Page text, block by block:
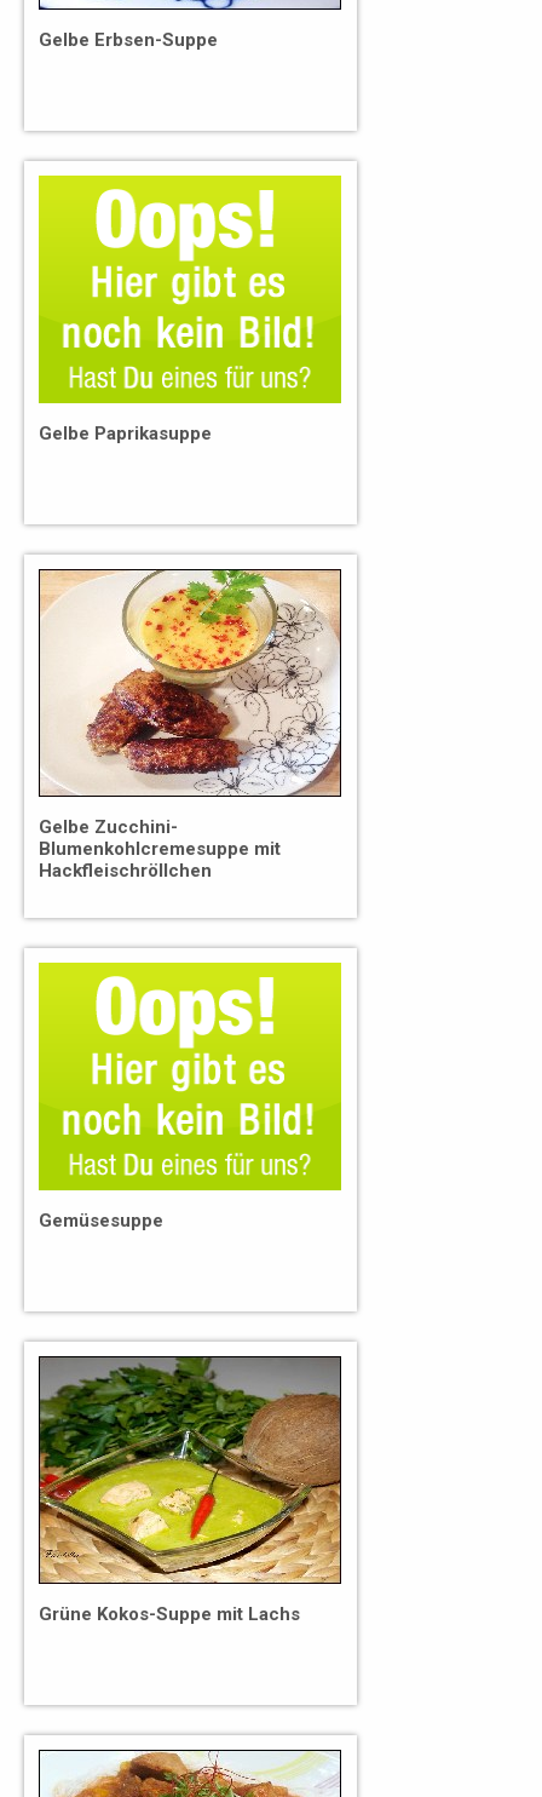
Gelbe Erbsen-Suppe
Gelbe Paprikasuppe
Gelbe Zucchini-
Blumenkohlcremesuppe mit
Hackfleischröllchen
Gemüsesuppe
Grüne Kokos-Suppe mit Lachs